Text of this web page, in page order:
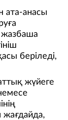
ата-анасы
жазбаша
беріледі,
жүйеге
жағдайда,